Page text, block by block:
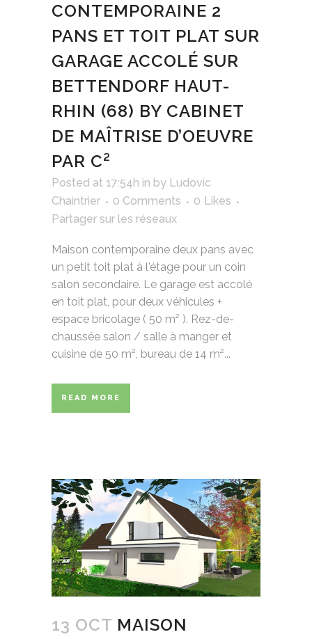
CONTEMPORAINE 2
PANS ET TOIT PLAT SUR
GARAGE ACCOLÉ SUR
BETTENDORF HAUT-
RHIN (68) BY CABINET
DE MAÎTRISE D’OEUVRE
PAR C²
Posted at 17:54h in by Ludovic
Chaintrier
0 Comments 0 Likes
Partager sur les réseaux
Maison contemporaine deux pans avec
un petit toit plat à l'étage pour un coin
salon secondaire. Le garage est accolé
en toit plat, pour deux véhicules +
espace bricolage ( 50 m² ). Rez-de-
chaussée salon / salle à manger et
cuisine de 50 m², bureau de 14 m²...
READ MORE
13 OCT MAISON